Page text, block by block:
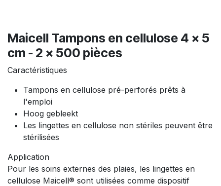
Maicell Tampons en cellulose 4 x 5
cm - 2 x 500 pièces
Caractéristiques
Tampons en cellulose pré-perforés prêts à
l'emploi
Hoog gebleekt
Les lingettes en cellulose non stériles peuvent être
stérilisées
Application
Pour les soins externes des plaies, les lingettes en
cellulose Maicell® sont utilisées comme dispositif